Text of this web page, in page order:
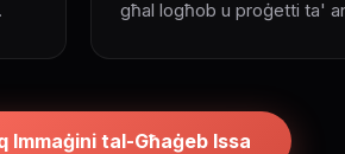
għal logħob u proġetti ta'
Immaġini tal-Għaġeb Issa